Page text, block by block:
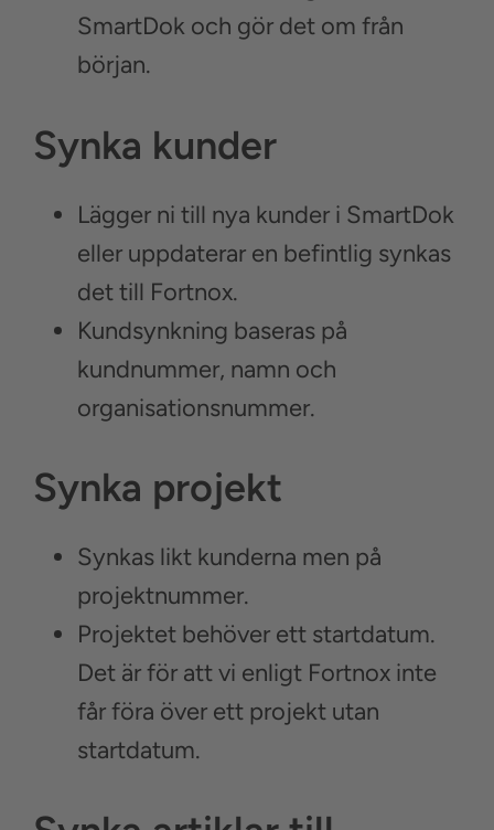
SmartDok och gör det om från
början.
Synka kunder
Lägger ni till nya kunder i SmartDok
eller uppdaterar en befintlig synkas
det till Fortnox.
Kundsynkning baseras på
kundnummer, namn och
organisationsnummer.
Synka projekt
Synkas likt kunderna men på
projektnummer.
Projektet behöver ett startdatum.
Det är för att vi enligt Fortnox inte
får föra över ett projekt utan
startdatum.